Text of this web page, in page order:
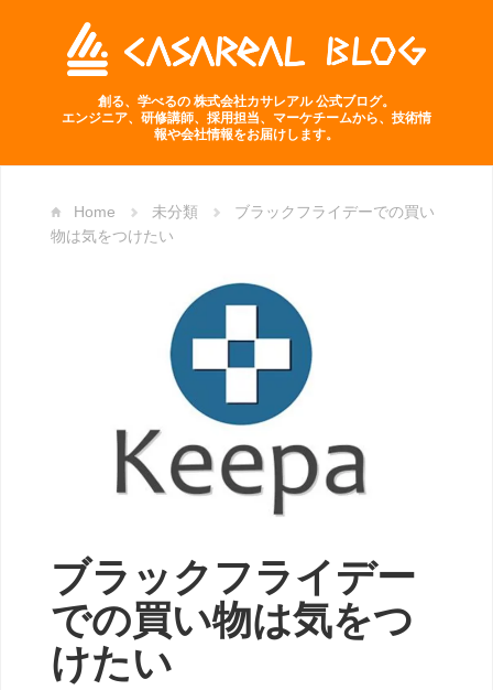
創る、学べるの 株式会社カサレアル 公式ブログ。
エンジニア、研修講師、採用担当、マーケチームから、技術情
報や会社情報をお届けします。
Home 未分類
ブラックフライデーでの買い
物は気をつけたい
ブラックフライデー
での買い物は気をつ
けたい